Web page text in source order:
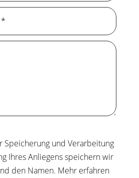
Speicherung und Verarbeitung
Ihres Anliegens speichern wir
den Namen. Mehr erfahren